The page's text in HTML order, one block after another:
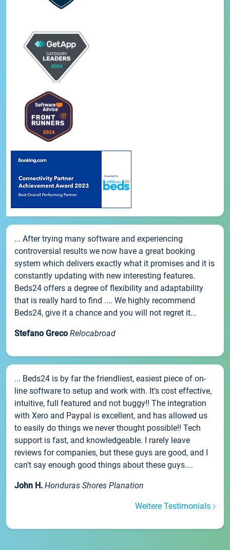
... After trying many software and experiencing
controversial results we now have a great booking
system which delivers exactly what it promises and it is
constantly updating with new interesting features.
Beds24 offers a degree of flexibility and adaptability
that is really hard to find .... We highly recommend
Beds24, give it a chance and you will not regret it...
Stefano Greco Relocabroad
... Beds24 is by far the friendliest, easiest piece of on-
line software to setup and work with. It's cost effective,
intuitive, full featured and not buggy!! The integration
with Xero and Paypal is excellent, and has allowed us
to easily do things we never thought possible!! Tech
support is fast, and knowledgeable. I rarely leave
reviews for companies, but these guys are good, and I
can't say enough good things about these guys....
John H. Honduras Shores Planation
Weitere Testimonials